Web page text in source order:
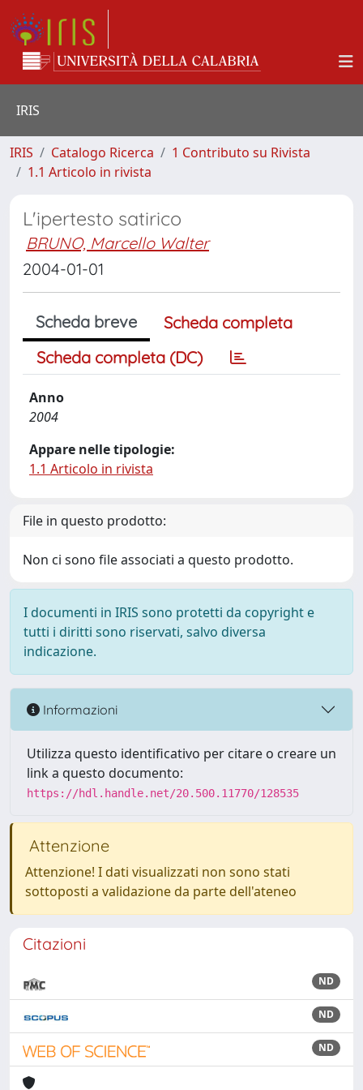
IRIS
IRIS Catalogo Ricerca
1 Contributo su Rivista
1.1 Articolo in rivista
L'ipertesto satirico
BRUNO, Marcello Walter
2004-01-01
Scheda breve
Scheda completa
Scheda completa (DC)
Anno
2004
Appare nelle tipologie:
1.1 Articolo in rivista
File in questo prodotto:
Non ci sono file associati a questo prodotto.
I documenti in IRIS sono protetti da copyright e
tutti i diritti sono riservati, salvo diversa
indicazione.
Informazioni
Utilizza questo identificativo per citare o creare un
link a questo documento:
https://hdl.handle.net/20.500.11770/128535
Attenzione
Attenzione! I dati visualizzati non sono stati
sottoposti a validazione da parte dell'ateneo
Citazioni
ND
ND
ND